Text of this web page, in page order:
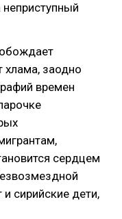
хлама, заодно
времен
сердцем
сирийские дети,